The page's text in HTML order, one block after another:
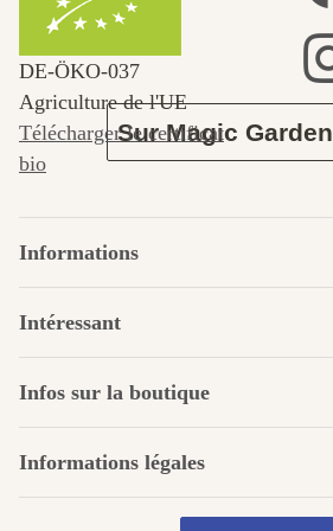
Sur Magic
DE‑ÖKO‑037
Agriculture de l'UE
Télécharger le certificat
bio
Informations
Intéressant
Infos sur la boutique
Informations légales